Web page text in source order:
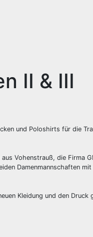
II & III
und Poloshirts für die
Vohenstrauß, die Firma
Damenmannschaften
Kleidung und den Druck